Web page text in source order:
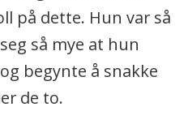
på dette. Hun var så
så mye at hun
begynte å snakke
de to.